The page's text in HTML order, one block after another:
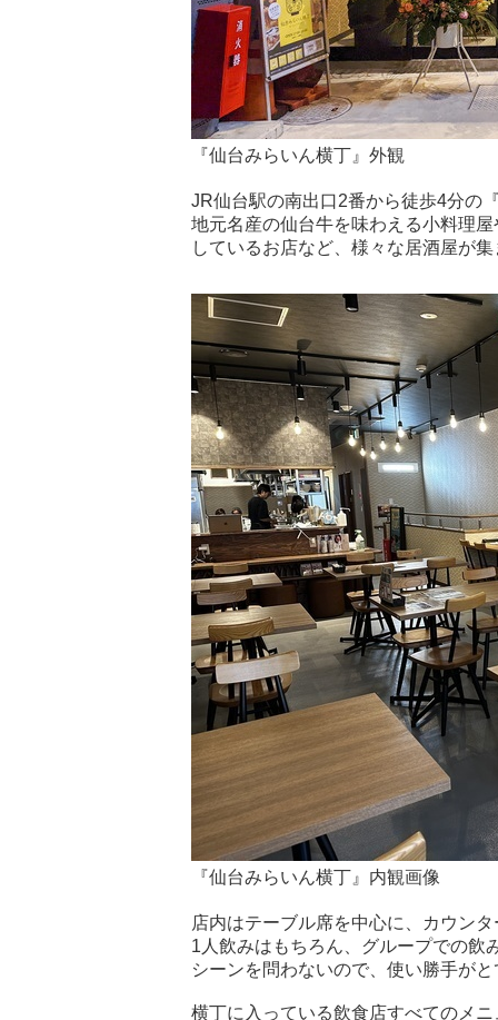
『仙台みらいん横丁』外観
JR仙台駅の南出口2番から徒歩4分の
地元名産の仙台牛を味わえる小料理
しているお店など、様々な居酒屋が
『仙台みらいん横丁』内観画像
店内はテーブル席を中心に、カウン
1人飲みはもちろん、グループでの飲
シーンを問わないので、使い勝手が
横丁に入っている飲食店すべてのメ